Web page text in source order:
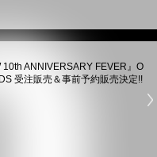
10th ANNIVERSARY FEVER』O
受注販売＆事前予約販売決定!!